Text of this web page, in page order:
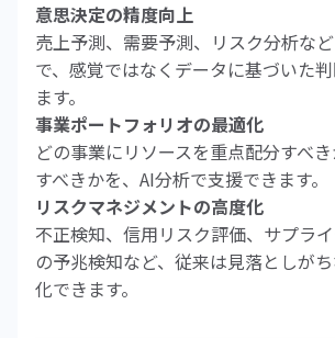
意思決定の精度向上
売上予測、需要予測、リスク分析な
で、感覚ではなくデータに基づいた
ます。
事業ポートフォリオの最適化
どの事業にリソースを重点配分すべ
すべきかを、AI分析で支援できます。
リスクマネジメントの高度化
不正検知、信用リスク評価、サプラ
の予兆検知など、従来は見落としが
化できます。